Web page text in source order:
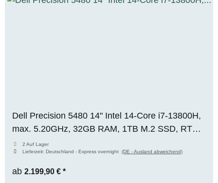
Dell Precision 5480 14" Intel 14-Core i7-13800H,
max. 5.20GHz, 32GB RAM, 1TB M.2 SSD, RTX
2000 Ada (8GB), FHD, WIN 11 Pro, OVP,
RENEW
2 Auf Lager
Lieferzeit: Deutschland - Express overnight (DE - Ausland abweichend)
ab 2.199,90 € *